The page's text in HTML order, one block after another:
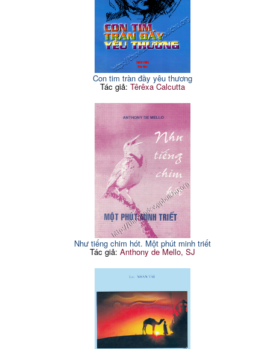
Con tim tràn đầy yêu thương
Tác giả: Têrêxa Calcutta
Như tiếng chim hót. Một phút minh triết
Tác giả: Anthony de Mello, SJ